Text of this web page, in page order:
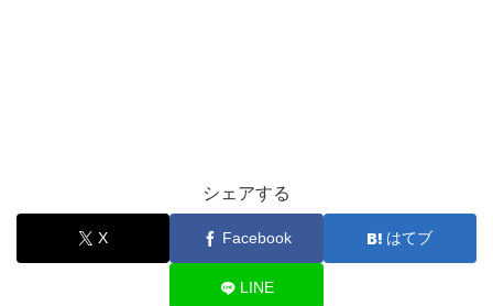
シェアする
X Facebook はてブ
LINE